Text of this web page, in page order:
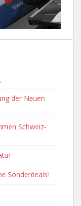
der Neuen
Schweiz-
Sonderdeals!